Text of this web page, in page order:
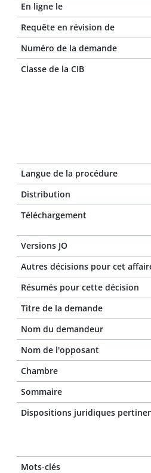
En ligne le
Requête en révision de
Numéro de la demande
Classe de la CIB
Langue de la procédure
Distribution
Téléchargement
Versions JO
Autres décisions pour cet
Résumés pour cette décision
Titre de la demande
Nom du demandeur
Nom de l'opposant
Chambre
Sommaire
Dispositions juridiques
Mots-clés